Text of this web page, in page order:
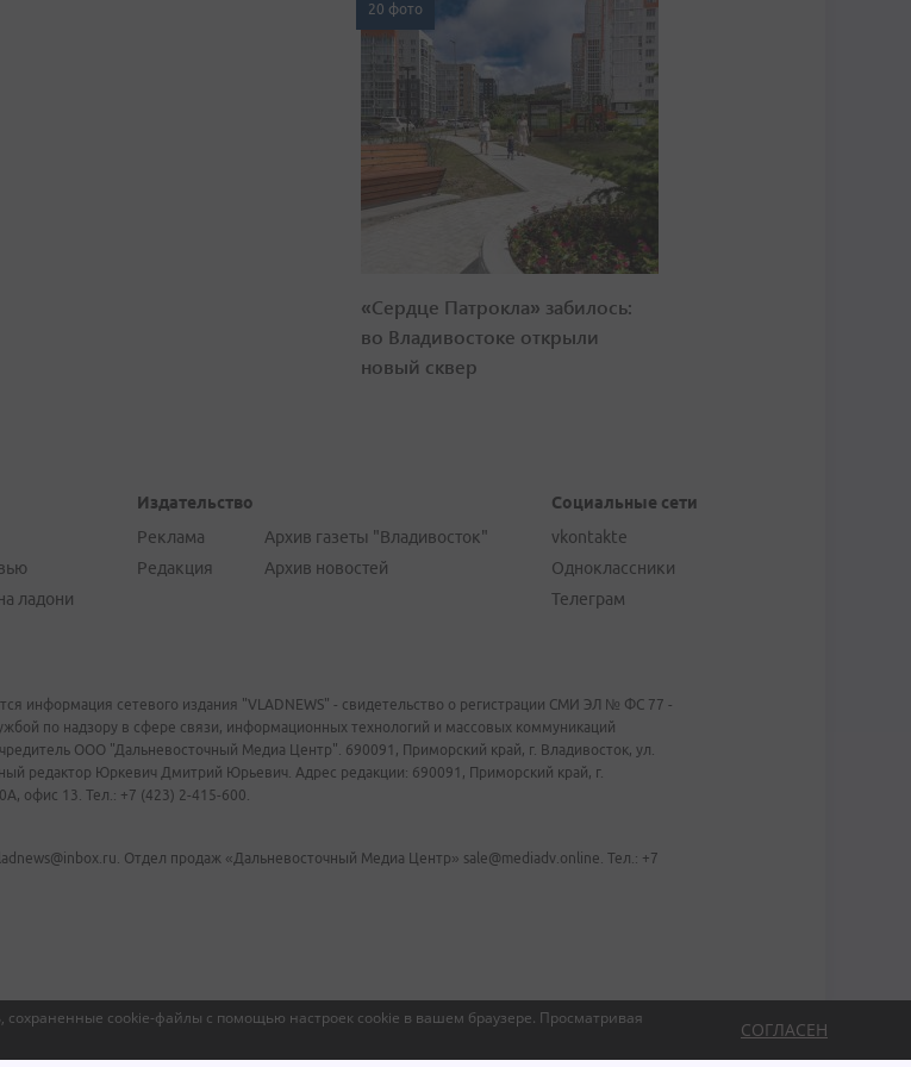
cookie-файлы с помощью настроек cookie в вашем браузере. Просматривая
СОГЛАСЕН
20 фото
«Сердце Патрокла» забилось:
во Владивостоке открыли
новый сквер
ладони
Издательство
Реклама
Редакция
Архив газеты "Владивосток"
Архив новостей
Социальные сети
vkontakte
Одноклассники
Телеграм
информация сетевого издания "VLADNEWS" - свидетельство о регистрации СМИ ЭЛ № ФС 77 -
по надзору в сфере связи, информационных технологий и массовых коммуникаций
ООО "Дальневосточный Медиа Центр". 690091, Приморский край, г. Владивосток, ул.
редактор Юркевич Дмитрий Юрьевич. Адрес редакции: 690091, Приморский край, г.
офис 13. Тел.: +7 (423) 2-415-600.
Отдел продаж «Дальневосточный Медиа Центр» sale@mediadv.online. Тел.: +7